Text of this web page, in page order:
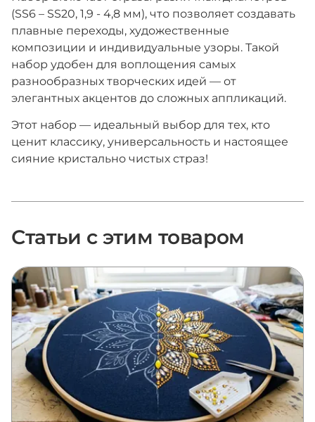
(SS6 – SS20, 1,9 - 4,8 мм), что позволяет создавать
плавные переходы, художественные
композиции и индивидуальные узоры. Такой
набор удобен для воплощения самых
разнообразных творческих идей — от
элегантных акцентов до сложных аппликаций.
Этот набор — идеальный выбор для тех, кто
ценит клаcсику, универсальность и настоящее
сияние кристально чистых страз!
Статьи с этим товаром